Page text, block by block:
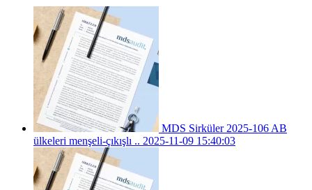
MDS Sirküler 2025-106 AB
ülkeleri menşeli-çıkışlı .. 2025-11-09 15:40:03